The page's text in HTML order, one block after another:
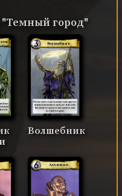
город"
более
вам
Волшебник
Посмотрите карты кварталов другого
игрока и возьмите одну из них себе.
Вы можете сразу ее построить, или
оставить в руке.
Волшебник
Алхимик